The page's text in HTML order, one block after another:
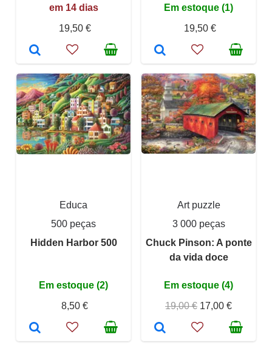
em 14 dias
19,50 €
Em estoque (1)
19,50 €
Educa
500 peças
Hidden Harbor 500
Em estoque (2)
8,50 €
Art puzzle
3 000 peças
Chuck Pinson: A ponte
da vida doce
Em estoque (4)
19,00 € 17,00 €